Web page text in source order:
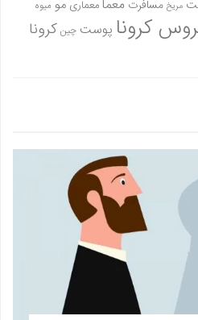
مریخ مسافرت معمامعماری مو میوه
کرونا پوست چین کرونا